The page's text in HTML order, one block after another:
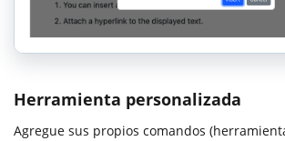
Herramienta personalizada
Agregue sus propios comandos